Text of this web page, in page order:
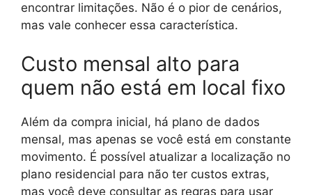
encontrar limitações. Não é o pior de cenários,
mas vale conhecer essa característica.
Custo mensal alto para
quem não está em local fixo
Além da compra inicial, há plano de dados
mensal, mas apenas se você está em constante
movimento. É possível atualizar a localização no
plano residencial para não ter custos extras,
mas você deve consultar as regras para usar